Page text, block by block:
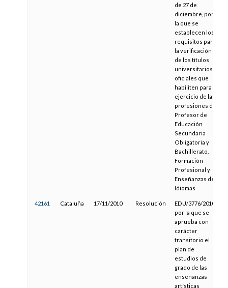
de 27 de
diciembre, por
la que se
establecen los
requisitos para
la verificación
de los títulos
universitarios
oficiales que
habiliten para el
ejercicio de las
profesiones de
Profesor de
Educación
Secundaria
Obligatoria y
Bachillerato,
Formación
Profesional y
Enseñanzas de
Idiomas
42161 Cataluña 17/11/2010 Resolución
EDU/3776/2010,
por la que se
aprueba con
carácter
transitorio el
plan de
estudios de
grado de las
enseñanzas
artísticas